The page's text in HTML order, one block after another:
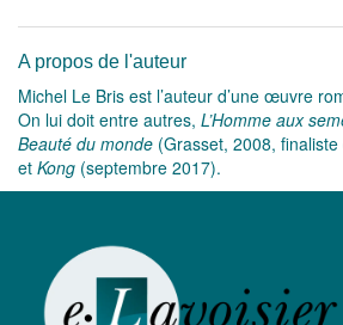
A propos de l'auteur
Michel Le Bris est l’auteur d’une œuvre
On lui doit entre autres, L’Homme aux
Beauté du monde (Grasset, 2008,
et Kong (septembre 2017).